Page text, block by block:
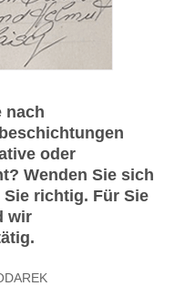
nach
oder
Wenden Sie sich
Sie richtig. Für Sie
wir